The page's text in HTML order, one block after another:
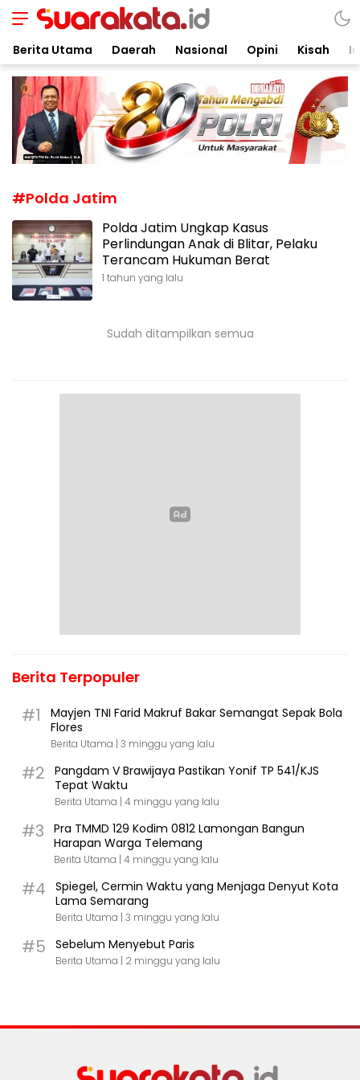
Suarakata.id
Kata Bicara Suara Bergerak
Berita Utama Daerah Nasional Opini Kisah
#Polda Jatim
Polda Jatim Ungkap Kasus
Perlindungan Anak di Blitar, Pelaku
Terancam Hukuman Berat
1 tahun yang lalu
Sudah ditampilkan semua
Berita Terpopuler
#1
Mayjen TNI Farid Makruf Bakar Semangat Sepak Bola
Flores
Berita Utama | 3 minggu yang lalu
#2
Pangdam V Brawijaya Pastikan Yonif TP 541/KJS
Tepat Waktu
Berita Utama | 4 minggu yang lalu
#3
Pra TMMD 129 Kodim 0812 Lamongan Bangun
Harapan Warga Telemang
Berita Utama | 4 minggu yang lalu
#4
Spiegel, Cermin Waktu yang Menjaga Denyut Kota
Lama Semarang
Berita Utama | 3 minggu yang lalu
#5 Sebelum Menyebut Paris
Berita Utama | 2 minggu yang lalu